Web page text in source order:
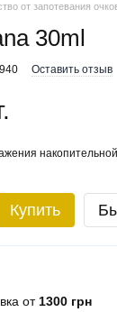
от запотевания
30ml
Оставить отзыв
накопительной
Купить
от 1300 грн